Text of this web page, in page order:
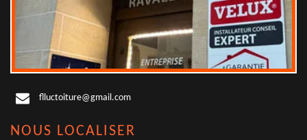
flluctoiture@gmail.com
NOUS LOCALISER